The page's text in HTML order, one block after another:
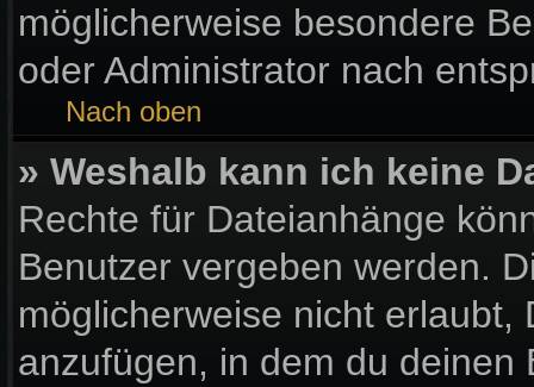
möglicherweise besondere
oder Administrator nach
Nach oben
» Weshalb kann ich keine
Rechte für Dateianhänge
Benutzer vergeben werden.
möglicherweise nicht
anzufügen, in dem du